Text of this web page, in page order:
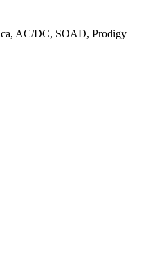
AC/DC, SOAD, Prodigy